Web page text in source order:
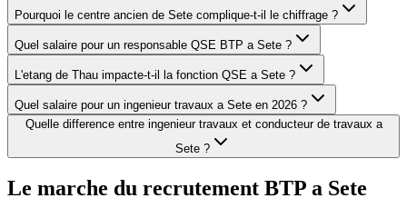
Pourquoi le centre ancien de Sete complique-t-il le chiffrage ?
Quel salaire pour un responsable QSE BTP a Sete ?
L'etang de Thau impacte-t-il la fonction QSE a Sete ?
Quel salaire pour un ingenieur travaux a Sete en 2026 ?
Quelle difference entre ingenieur travaux et conducteur de travaux a
Sete ?
Le marche du recrutement BTP a Sete